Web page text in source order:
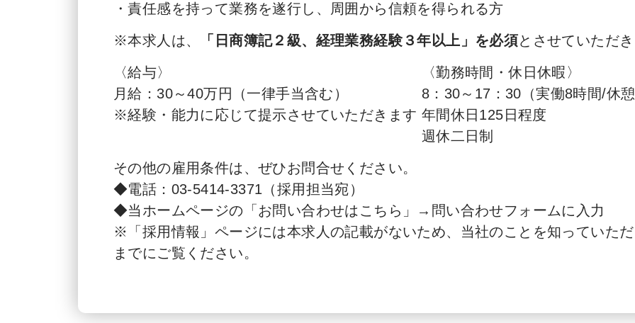
・責任感を持って業務を遂行し、周囲から信頼を得られる方
※本求人は、 「日商簿記２級、経理業務経験３年以上」を必須とさせていただ
〈給与〉
月給：30～40万円（一律手当含む）
※経験・能力に応じて提示させていただきます
〈勤務時間・休日休暇〉
8：30～17：30（実働8時間/休
年間休日125日程度
週休二日制
その他の雇用条件は、ぜひお問合せください。
◆電話：03-5414-3371（採用担当宛）
◆当ホームページの「お問い合わせはこちら 」→問い合わせフォームに入力
※「採用情報」ページには本求人の記載がないため、当社のことを知っていた
までにご覧ください。